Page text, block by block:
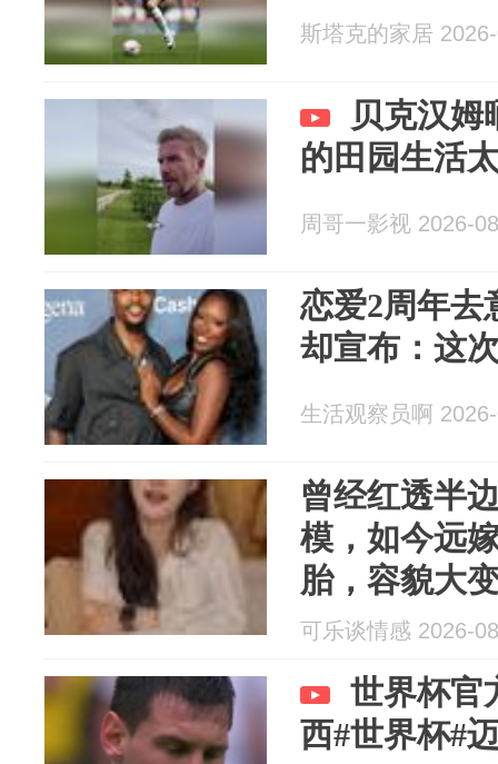
斯塔克的家居
贝克汉姆
的田园生活
周哥一影视 2026-
恋爱2周年去
却宣布：这
生活观察员啊
曾经红透半
模，如今远
胎，容貌大
可乐谈情感 2026-
世界杯官
西#世界杯#